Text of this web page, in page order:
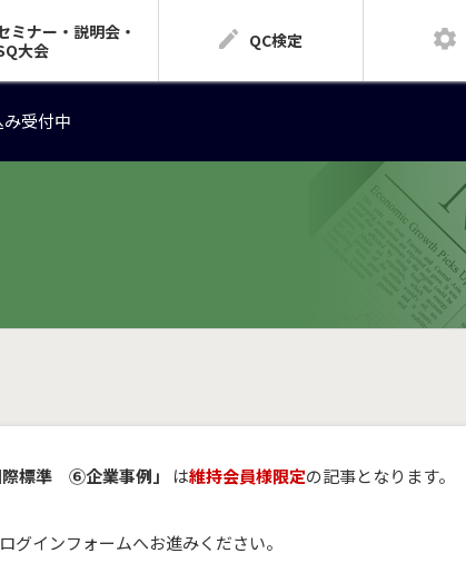
ミナー・説明会・
大会
QC検定
受付中
受付中
際標準 ⑥企業事例」 は維持会員様限定の記事となります。
グインフォームへお進みください。